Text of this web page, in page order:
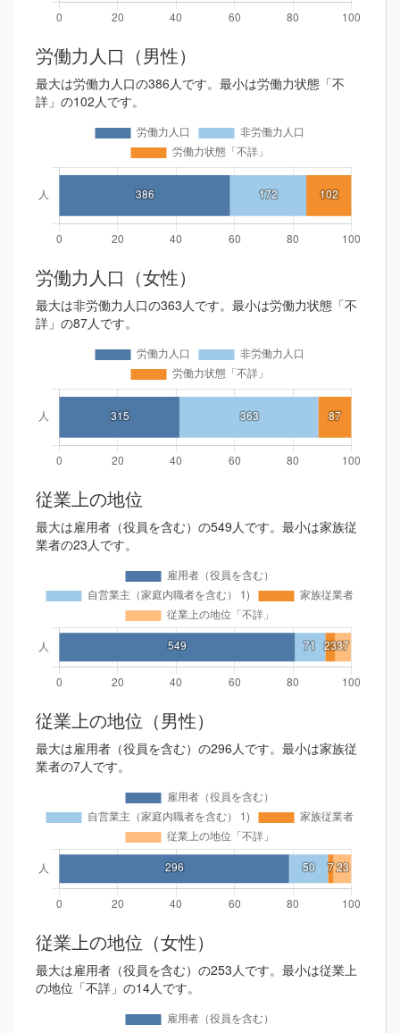
労働力人口（男性）
最大は労働力人口の386人です。最小は労働力状態「不
詳」の102人です。
労働力人口（女性）
最大は非労働力人口の363人です。最小は労働力状態「不
詳」の87人です。
従業上の地位
最大は雇用者（役員を含む）の549人です。最小は家族従
業者の23人です。
従業上の地位（男性）
最大は雇用者（役員を含む）の296人です。最小は家族従
業者の7人です。
従業上の地位（女性）
最大は雇用者（役員を含む）の253人です。最小は従業上
の地位「不詳」の14人です。